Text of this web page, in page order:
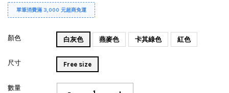
單筆消費滿 3,000 元超商免運
顏色 白灰色 燕麥色 卡其綠色 紅色
尺寸 Free size
數量